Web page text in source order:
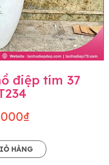
điệp tím 37
HÀNG